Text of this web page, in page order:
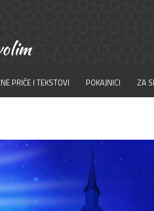
PRIČE I TEKSTOVI POKAJNICI ZA